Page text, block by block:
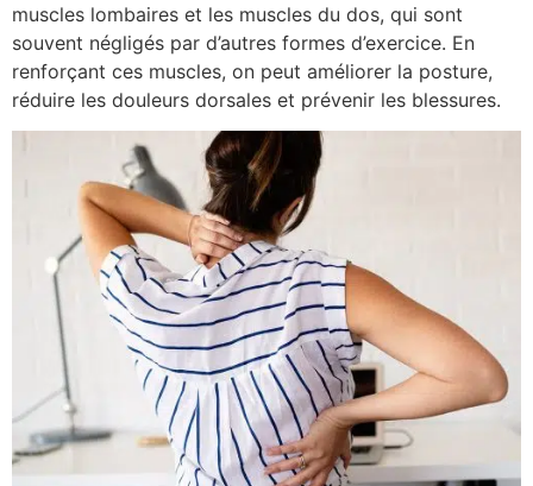
muscles lombaires et les muscles du dos, qui sont
souvent négligés par d’autres formes d’exercice. En
renforçant ces muscles, on peut améliorer la posture,
réduire les douleurs dorsales et prévenir les blessures.